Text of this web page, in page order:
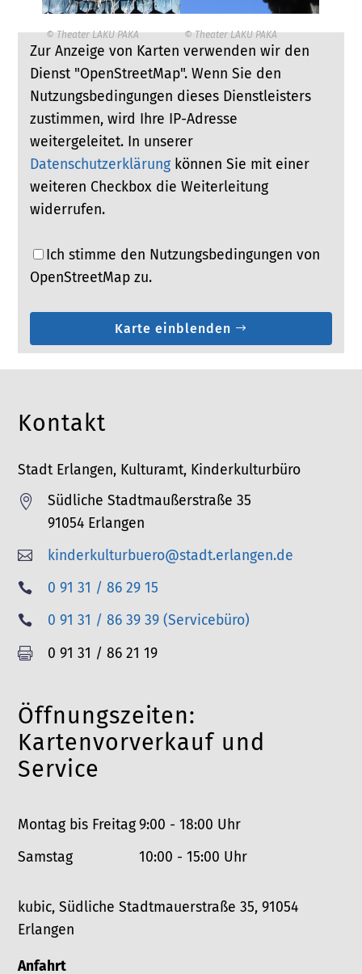
© Theater LAKU PAKA © Theater LAKU PAKA
Zur Anzeige von Karten verwenden wir den
Dienst "OpenStreetMap". Wenn Sie den
Nutzungsbedingungen dieses Dienstleisters
zustimmen, wird Ihre IP-Adresse
weitergeleitet. In unserer
Datenschutzerklärung können Sie mit einer
weiteren Checkbox die Weiterleitung
widerrufen.
Ich stimme den Nutzungsbedingungen von
OpenStreetMap zu.
Karte einblenden
Kontakt
Stadt Erlangen, Kulturamt, Kinderkulturbüro

Südliche Stadtmaußerstraße 35
91054 Erlangen
 kinderkulturbuero@stadt.erlangen.de

T
e
e
o
n
0 91 31 / 86 29 15

T
f
o
n
0 91 31 / 86 39 39 (Servicebüro)

F
0 91 31 / 86 21 19
Öffnungszeiten:
Kartenvorverkauf und
Service
Montag bis Freitag 9:00 - 18:00 Uhr
Samstag
10:00 - 15:00 Uhr
kubic, Südliche Stadtmauerstraße 35, 91054
Erlangen
Anfahrt